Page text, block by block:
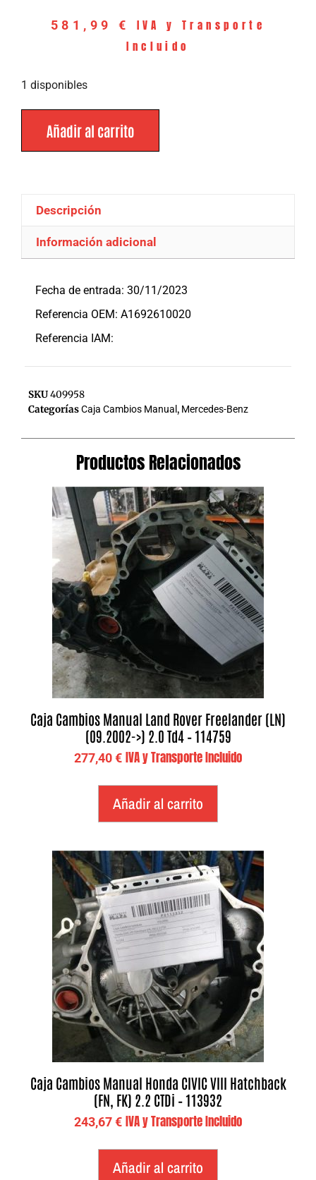
581,99 €
IVA y Transporte
Incluido
1 disponibles
Añadir al carrito
Descripción
Información adicional
Fecha de entrada: 30/11/2023
Referencia OEM: A1692610020
Referencia IAM:
SKU409958
CategoríasCaja Cambios Manual , Mercedes-Benz
Productos Relacionados
Caja Cambios Manual Land Rover Freelander (LN)
(09.2002->) 2.0 Td4 – 114759
277,40€ IVA y Transporte Incluido
Añadir al carrito
Caja Cambios Manual Honda CIVIC VIII Hatchback
(FN, FK) 2.2 CTDi – 113932
243,67€ IVA y Transporte Incluido
Añadir al carrito